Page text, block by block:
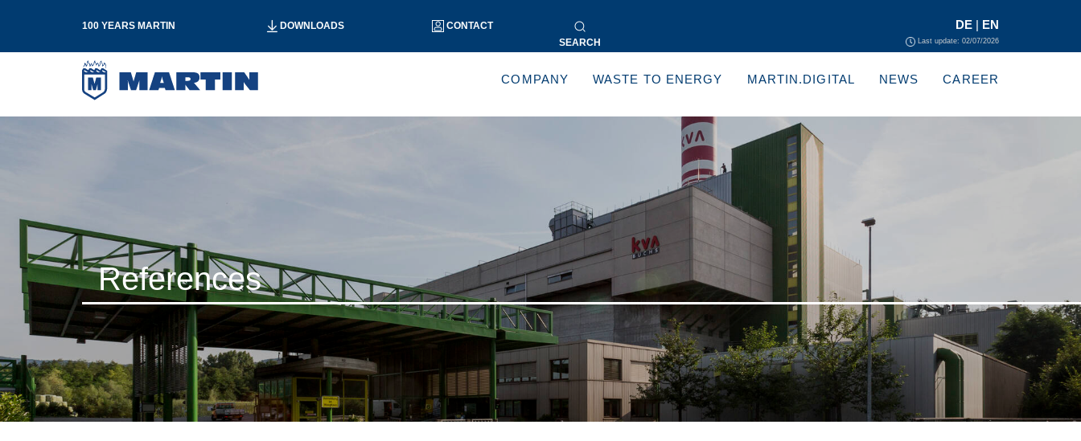
Last update: 02/07/2026
100 YEARS MARTIN DOWNLOADS
CONTACT
SEARCH
DE | EN
COMPANY WASTE TO ENERGY MARTIN.DIGITAL NEWS CAREER
References